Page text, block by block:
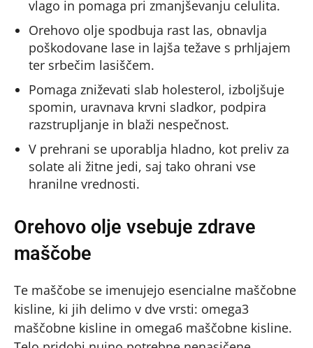
vlago in pomaga pri zmanjševanju celulita.
Orehovo olje spodbuja rast las, obnavlja
poškodovane lase in lajša težave s prhljajem
ter srbečim lasiščem.
Pomaga zniževati slab holesterol, izboljšuje
spomin, uravnava krvni sladkor, podpira
razstrupljanje in blaži nespečnost.
V prehrani se uporablja hladno, kot preliv za
solate ali žitne jedi, saj tako ohrani vse
hranilne vrednosti.
Orehovo olje vsebuje zdrave
maščobe
Te maščobe se imenujejo esencialne maščobne
kisline, ki jih delimo v dve vrsti: omega3
maščobne kisline in omega6 maščobne kisline.